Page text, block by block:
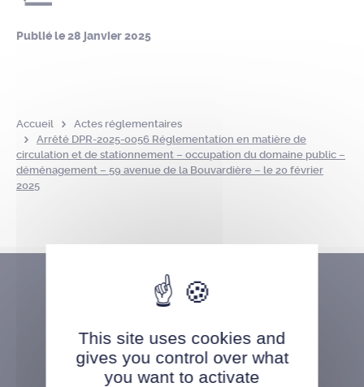
Publié le28 janvier 2025
Accueil
Actes réglementaires
Arrêté DPR-2025-0056 Réglementation en matière de
circulation et de stationnement – occupation du domaine public –
déménagement – 59 avenue de la Bouvardière – le 20 février
2025
This site uses cookies and
gives you control over what
you want to activate